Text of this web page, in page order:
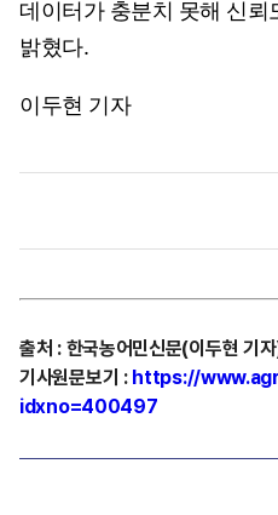
데이터가 충분치 못해 신
밝혔다.
이두현 기자
출처 : 한국농어민신문(이두현 기
기사원문보기 : https://
idxno=400497